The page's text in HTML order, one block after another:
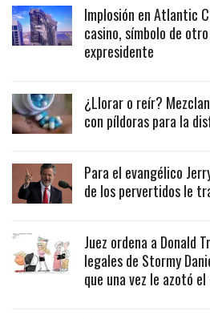
Implosión en Atlantic
casino, símbolo de
expresidente
¿Llorar o reír?
con píldoras para la
Para el evangélico
de los pervertidos le
Juez ordena a Donald
legales de Stormy
que una vez le azotó